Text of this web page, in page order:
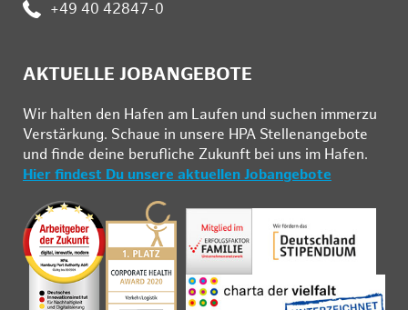
Telefon:
+49 40 42847-0
AKTUELLE JOBANGEBOTE
Wir hal­ten den Ha­fen am Lau­fen und su­chen im­mer­zu
Ver­stär­kung. Schau­e in un­se­re HPA Stel­len­an­ge­bo­te
und fin­de deine be­ruf­li­che Zu­kunft bei uns im Ha­fen.
Hier findest Du unsere aktuellen Jobangebote